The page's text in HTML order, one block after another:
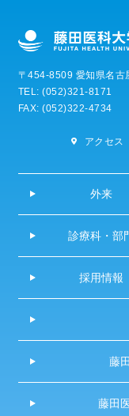
〒454-8509 愛知県名古
TEL: (052)321-8171
FAX: (052)322-4734
アクセス
外来
診療科・部
採用情報
藤
藤田